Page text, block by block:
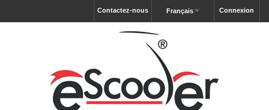
Connexion
Français
Contactez-nous